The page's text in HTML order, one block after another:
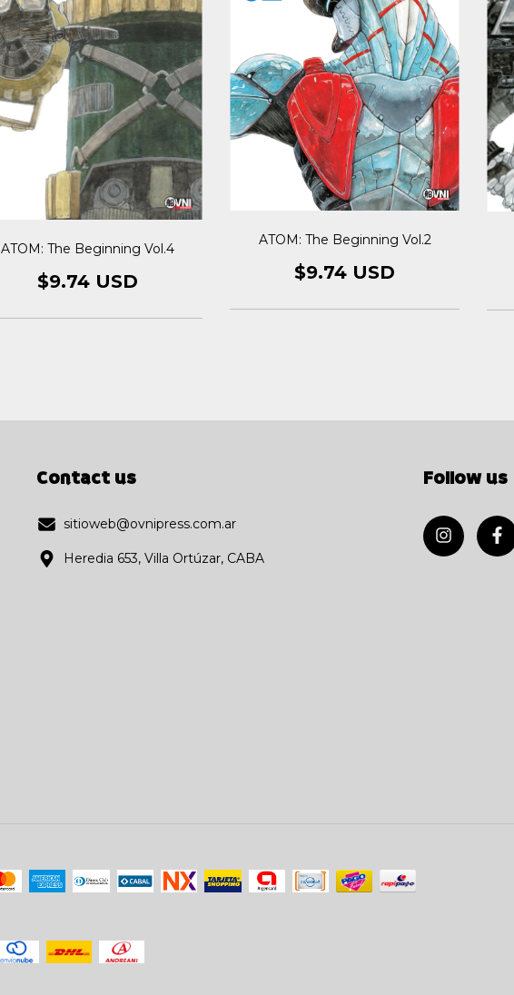
ATOM: The Beginning Vol.4
$9.74 USD
ATOM: The Beginning Vol.2
$9.74 USD
Contact us
sitioweb@ovnipress.com.ar
Heredia 653, Villa Ortúzar, CABA
Follow us